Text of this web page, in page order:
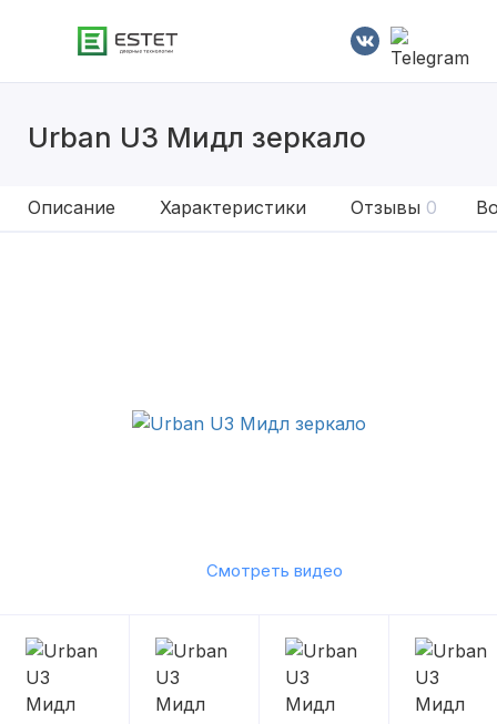
Urban U3 Мидл зеркало
Описание Характеристики Отзывы 0
Смотреть видео